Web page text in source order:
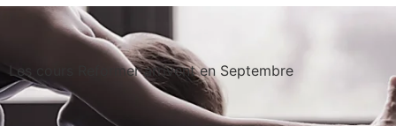
Les cours Reformer arrivent en Septembre